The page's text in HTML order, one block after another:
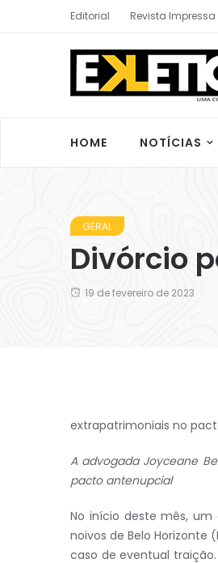
Editorial Revista Impressa
HOME NOTÍCIAS
GERAL
Divórcio
19 de fevereiro de 2023
extrapatrimoniais no
A advogada Joyceane
pacto antenupcial
No início deste mês,
noivos de Belo Horizonte
caso de eventual